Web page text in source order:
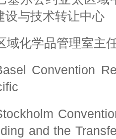
设与技术转让中心
域化学品管理室主
Convention
and the